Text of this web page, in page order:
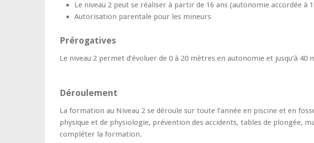
Le niveau 2 peut se réaliser à partir de 16 ans (autonomie accordée à
Autorisation parentale pour les mineurs
Prérogatives
Le niveau 2 permet d’évoluer de 0 à 20 mètres en autonomie et jusqu’à
Déroulement
La formation au Niveau 2 se déroule sur toute l’année en piscine et en
physique et de physiologie, prévention des accidents, tables de plongée,
compléter la formation.